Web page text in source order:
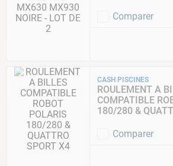
Comparer
CASH PISCINES
ROULEMENT A
COMPATIBLE
180/280 &
Comparer